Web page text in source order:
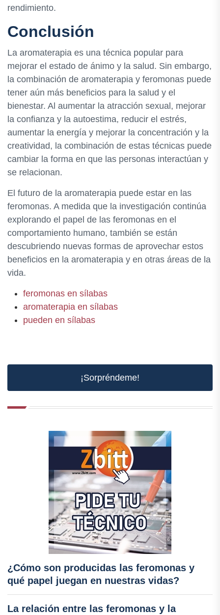
rendimiento.
Conclusión
La aromaterapia es una técnica popular para
mejorar el estado de ánimo y la salud. Sin embargo,
la combinación de aromaterapia y feromonas puede
tener aún más beneficios para la salud y el
bienestar. Al aumentar la atracción sexual, mejorar
la confianza y la autoestima, reducir el estrés,
aumentar la energía y mejorar la concentración y la
creatividad, la combinación de estas técnicas puede
cambiar la forma en que las personas interactúan y
se relacionan.
El futuro de la aromaterapia puede estar en las
feromonas. A medida que la investigación continúa
explorando el papel de las feromonas en el
comportamiento humano, también se están
descubriendo nuevas formas de aprovechar estos
beneficios en la aromaterapia y en otras áreas de la
vida.
feromonas en sílabas
aromaterapia en sílabas
pueden en sílabas
¡Sorpréndeme!
¿Cómo son producidas las feromonas y
qué papel juegan en nuestras vidas?
La relación entre las feromonas y la